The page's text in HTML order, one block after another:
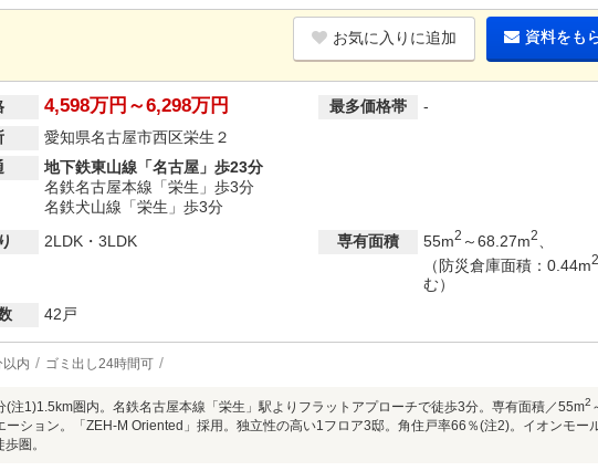
お気に入りに追加 資料をも
4,598万円～6,298万円 最多価格帯
-
愛知県名古屋市西区栄生２
地下鉄東山線「名古屋」歩23分
名鉄名古屋本線「栄生」歩3分
名鉄犬山線「栄生」歩3分
2LDK・3LDK 専有面積 55m2 ～68.27m2
（防災倉庫面積：0.44m2
む）
42戸
内 ゴミ出し24時間可
(注1)1.5km圏内。名鉄名古屋本線「栄生」駅よりフラットアプローチで徒歩3分。専有面積／55m2
ション。「ZEH-M Oriented」採用。独立性の高い1フロア3邸。角住戸率66％(注2)。イオンモー
圏。